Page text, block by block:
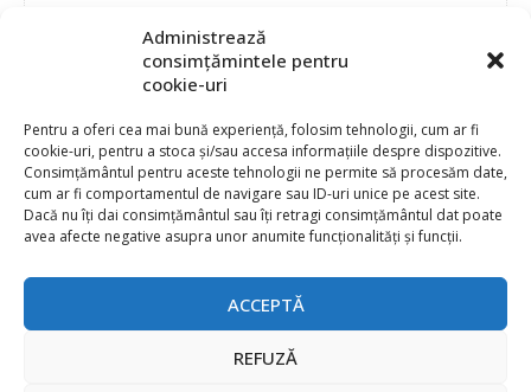
Administrează
consimțămintele pentru
cookie-uri
Pentru a oferi cea mai bună experiență, folosim tehnologii, cum ar fi
cookie-uri, pentru a stoca și/sau accesa informațiile despre dispozitive.
Consimțământul pentru aceste tehnologii ne permite să procesăm date,
cum ar fi comportamentul de navigare sau ID-uri unice pe acest site.
Dacă nu îți dai consimțământul sau îți retragi consimțământul dat poate
avea afecte negative asupra unor anumite funcționalități și funcții.
ACCEPTĂ
REFUZĂ
Analog Devices
Anritsu Corporation
Ansys
APS
Arduino
Arm
Asentics
ATEN International
Contact
Publicitate
Abonament la revista “Electronica Azi”